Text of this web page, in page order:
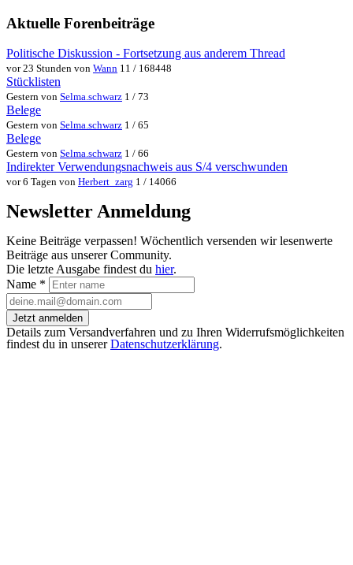
Aktuelle Forenbeiträge
Politische Diskussion - Fortsetzung aus anderem Thread
vor 23 Stunden von Wann 11 / 168448
Stücklisten
Gestern von Selma.schwarz 1 / 73
Belege
Gestern von Selma.schwarz 1 / 65
Belege
Gestern von Selma.schwarz 1 / 66
Indirekter Verwendungsnachweis aus S/4 verschwunden
vor 6 Tagen von Herbert_zarg 1 / 14066
Newsletter Anmeldung
Keine Beiträge verpassen! Wöchentlich versenden wir lesenwerte
Beiträge aus unserer Community.
Die letzte Ausgabe findest du hier.
Name *
Jetzt anmelden
Details zum Versandverfahren und zu Ihren Widerrufsmöglichkeiten
findest du in unsererDatenschutzerklärung.